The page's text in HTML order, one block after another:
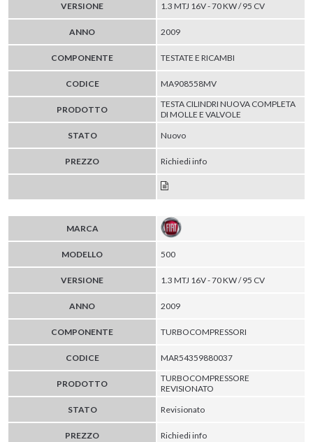
VERSIONE 1.3 MTJ 16V - 70 KW / 95 CV
ANNO 2009
COMPONENTE TESTATE E RICAMBI
CODICE MA908558MV
PRODOTTO
TESTA CILINDRI NUOVA COMPLETA
DI MOLLE E VALVOLE
STATO
Nuovo
PREZZO Richiedi info
MARCA
MODELLO 500
VERSIONE 1.3 MTJ 16V - 70 KW / 95 CV
ANNO 2009
COMPONENTE TURBOCOMPRESSORI
CODICE MAR54359880037
PRODOTTO
TURBOCOMPRESSORE
REVISIONATO
STATO
Revisionato
PREZZO Richiedi info